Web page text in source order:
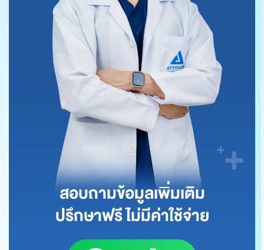
สอบถามข้อมูลเพิ่มเติม
ปรึกษาฟรี ไม่มีค่าใช้จ่าย